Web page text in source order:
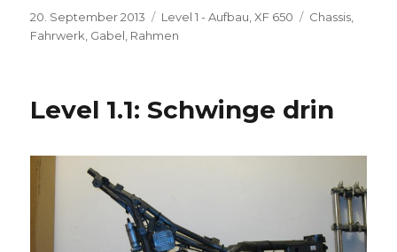
Veröffentlicht
am
20. September 2013 Kategorien
Level 1 - Aufbau ,XF 650 Schlagwörter
Chassis
Fahrwerk Gabel Rahmen
Level 1.1: Schwinge drin